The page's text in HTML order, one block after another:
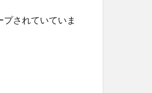
されていていま